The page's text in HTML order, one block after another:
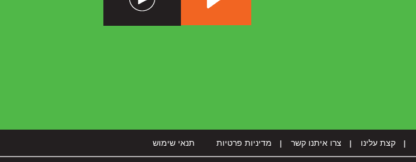
קצת עלינו צרו איתנו קשר מדיניות פרטיות תנאי שימוש